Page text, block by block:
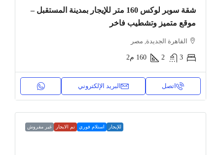
شقة سوبر لوكس 160 متر للإيجار بمدينة المستقبل –
موقع متميز وتشطيب فاخر
القاهرة الجديدة, مصر
3
2
160 م2
اتصل البريد الإلكتروني
للإيجار استلام فوري تم الايجار غير مفروش